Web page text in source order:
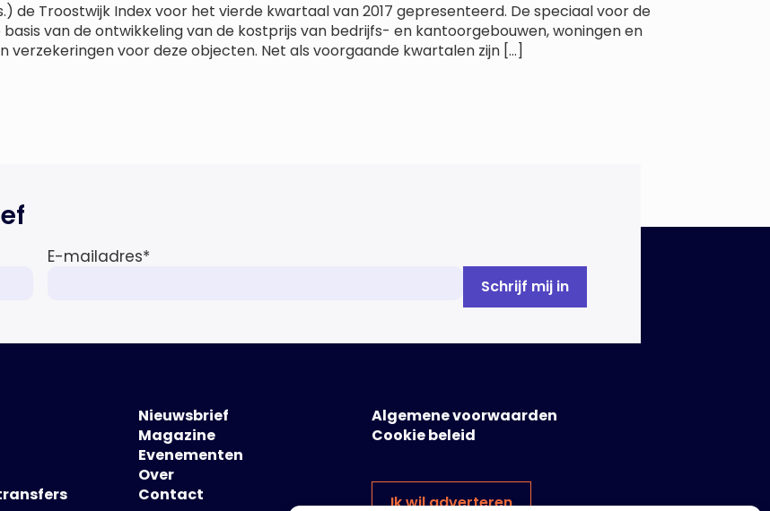
de Troostwijk Index voor het vierde kwartaal van 2017 gepresenteerd. De speciaal voor de
van de ontwikkeling van de kostprijs van bedrijfs- en kantoorgebouwen, woningen en
verzekeringen voor deze objecten. Net als voorgaande kwartalen zijn […]
E-mailadres*
Nieuwsbrief
Magazine
Evenementen
Over
Contact
Algemene voorwaarden
Cookie beleid
Ik wil adverteren